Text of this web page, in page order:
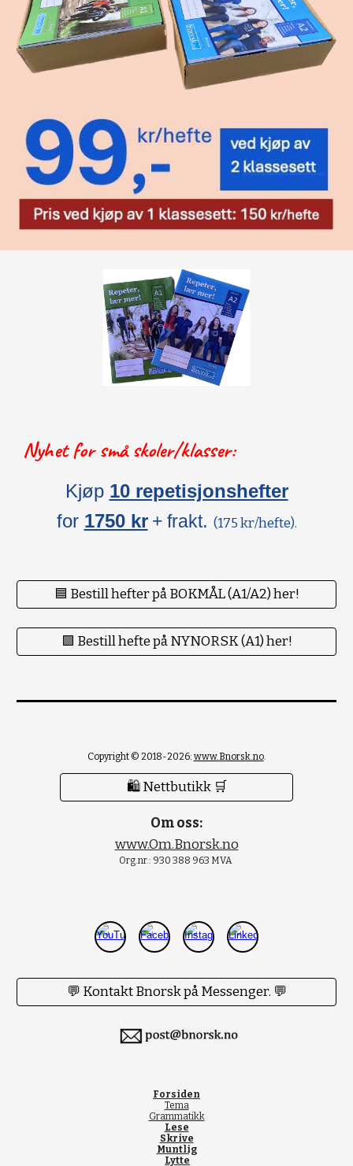
Nyhet for små skoler/klasser:
Kjøp 10 repetisjonshefter
for 1750 kr + frakt. (175 kr/hefte).
🟦 Bestill hefter på BOKMÅL (A1/A2) her!
🟪 Bestill hefte på NYNORSK (A1) her!
Copyright © 2018-2026: www.Bnorsk.no.
🛍 Nettbutikk 🛒
Om oss:
www.Om.Bnorsk.no
Org.nr.: 930 388 963 MVA
💬 Kontakt Bnorsk på Messenger. 💬
Forsiden
Tema
Grammatikk
Lese
Skrive
Muntlig
Lytte